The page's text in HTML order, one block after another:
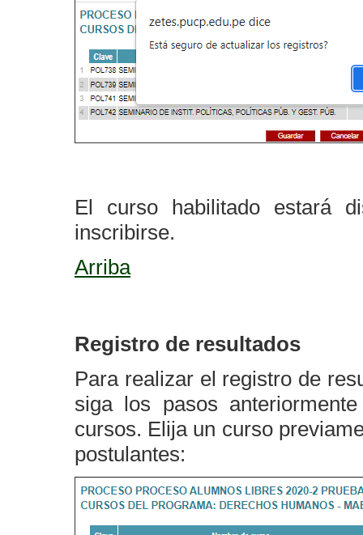
El curso habilitado estará
inscribirse.
Arriba
Registro de resultados
Para realizar el registro de
siga los pasos
cursos. Elija un curso
postulantes: